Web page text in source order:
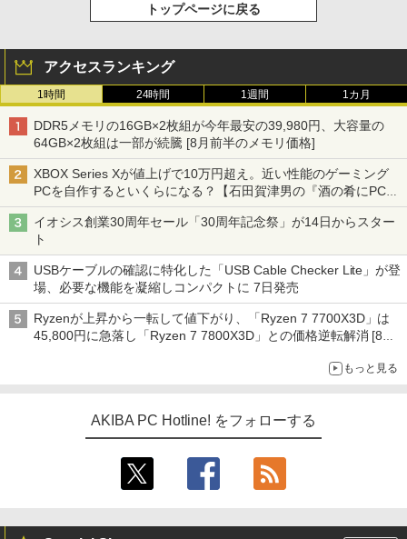
トップページに戻る
アクセスランキング
1時間 24時間 1週間 1カ月
DDR5メモリの16GB×2枚組が今年最安の39,980円、大容量の
64GB×2枚組は一部が続騰 [8月前半のメモリ価格]
XBOX Series Xが値上げで10万円超え。近い性能のゲーミング
PCを自作するといくらになる？【石田賀津男の『酒の肴にPCゲ
ーム』】
イオシス創業30周年セール「30周年記念祭」が14日からスター
ト
USBケーブルの確認に特化した「USB Cable Checker Lite」が登
場、必要な機能を凝縮しコンパクトに 7日発売
Ryzenが上昇から一転して値下がり、「Ryzen 7 7700X3D」は
45,800円に急落し「Ryzen 7 7800X3D」との価格逆転解消 [8月
もっと見る
AKIBA PC Hotline! をフォローする